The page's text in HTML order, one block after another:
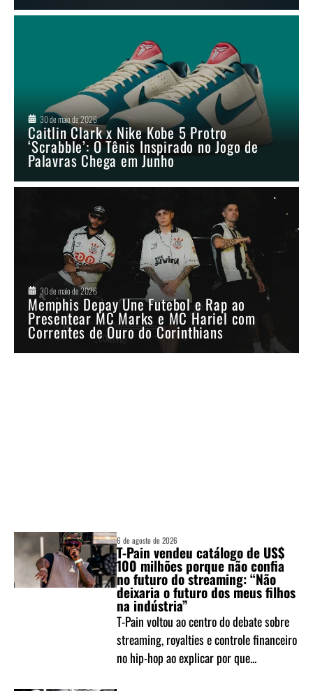
30 de maio de 2026
Caitlin Clark x Nike Kobe 5 Protro
‘Scrabble’: O Tênis Inspirado no Jogo de
Palavras Chega em Junho
30 de maio de 2026
Memphis Depay Une Futebol e Rap ao
Presentear MC Marks e MC Hariel com
Correntes de Ouro do Corinthians
6 de agosto de 2026
T-Pain vendeu catálogo de US$
100 milhões porque não confia
no futuro do streaming: “Não
deixaria o futuro dos meus filhos
na indústria”
T-Pain voltou ao centro do debate sobre
streaming, royalties e controle financeiro
no hip-hop ao explicar por que...